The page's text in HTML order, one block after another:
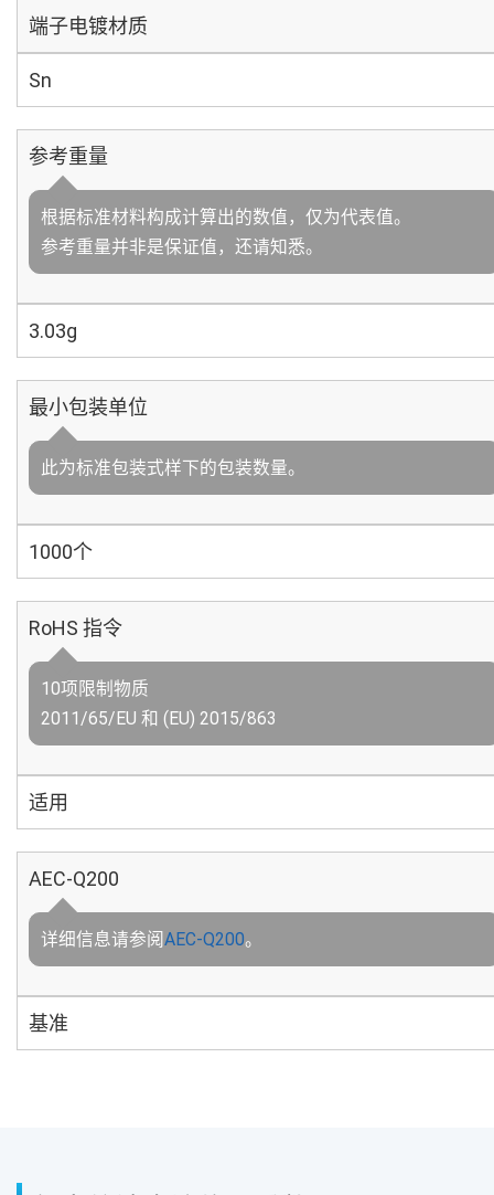
端子电镀材质
Sn
参考重量
根据标准材料构成计算出的数值，仅为代表值。
参考重量并非是保证值，还请知悉。
3.03g
最小包装单位
此为标准包装式样下的包装数量。
1000个
RoHS 指令
10项限制物质
2011/65/EU 和 (EU) 2015/863
适用
AEC-Q200
详细信息请参阅AEC-Q200。
基准